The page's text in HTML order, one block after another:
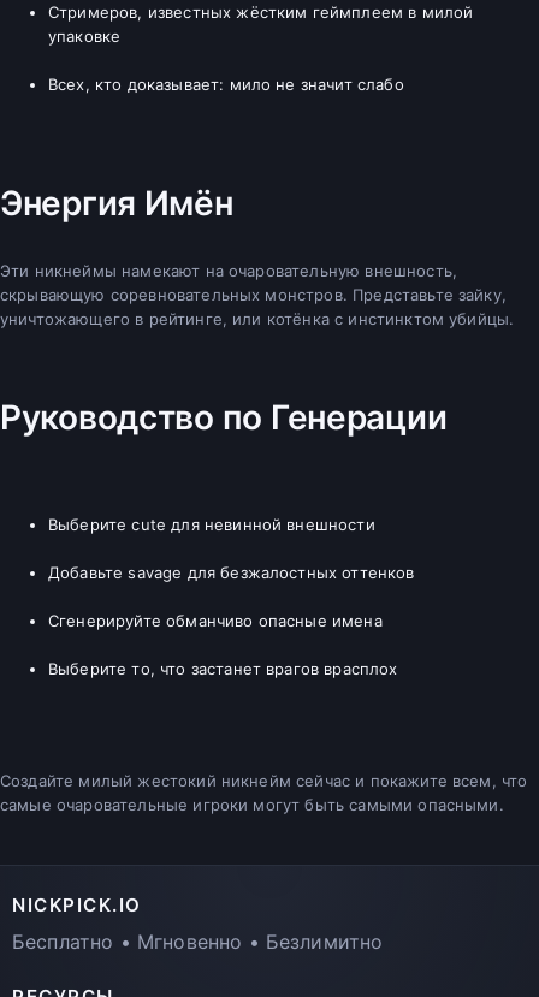
Стримеров, известных жёстким геймплеем в милой
упаковке
Всех, кто доказывает: мило не значит слабо
Энергия Имён
Эти никнеймы намекают на очаровательную внешность,
скрывающую соревновательных монстров. Представьте зайку,
уничтожающего в рейтинге, или котёнка с инстинктом убийцы.
Руководство по Генерации
Выберите cute для невинной внешности
Добавьте savage для безжалостных оттенков
Сгенерируйте обманчиво опасные имена
Выберите то, что застанет врагов врасплох
Создайте милый жестокий никнейм сейчас и покажите всем, что
самые очаровательные игроки могут быть самыми опасными.
NICKPICK.IO
Бесплатно • Мгновенно • Безлимитно